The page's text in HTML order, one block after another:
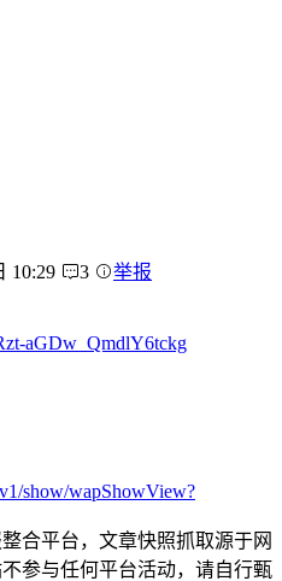
10:29 3 举报
aGDw_QmdlY6tckg
show/wapShowView?
合平台，文章快照抓取源于网
参与任何平台活动，请自行甄